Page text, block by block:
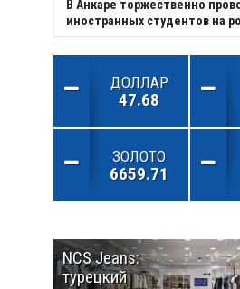
В Анкаре торжественно
иностранных студентов на
ДОЛЛАР
47.68
ЗОЛОТО
6659.71
NCS Jeans:
турецкий